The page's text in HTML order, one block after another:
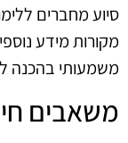
סיוע מחברים
מקורות מידע
משמעותי בהכנה
משאבים